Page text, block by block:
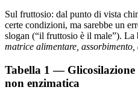
Sul fruttosio: dal punto di vista
certe condizioni, ma sarebbe un
slogan (“il fruttosio è il male”). La
matrice alimentare,
Tabella 1 — Glicosilazione
non enzimatica